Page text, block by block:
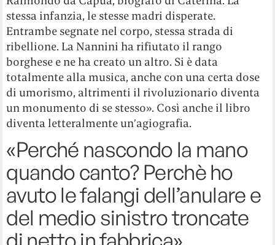
stessa infanzia, le stesse madri disperate.
Entrambe segnate nel corpo, stessa strada di
ribellione. La Nannini ha rifiutato il rango
borghese e ne ha creato un altro. Si è data
totalmente alla musica, anche con una certa dose
di umorismo, altrimenti il rivoluzionario diventa
un monumento di se stesso». Così anche il libro
diventa letteralmente un’agiografia.
«Perché nascondo la mano
quando canto? Perchè ho
avuto le falangi dell’anulare e
del medio sinistro troncate